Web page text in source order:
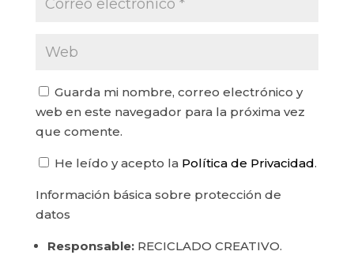
Guarda mi nombre, correo electrónico y
web en este navegador para la próxima vez
que comente.
He leído y acepto la Política de Privacidad.
Información básica sobre protección de
datos
Responsable:RECICLADO CREATIVO.